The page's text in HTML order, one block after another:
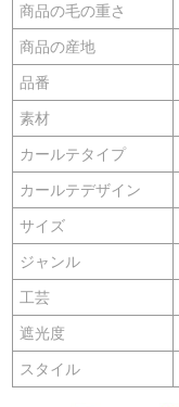
商品の毛の重さ
商品の産地
品番
素材
カールテタイプ
カールテデザイン
サイズ
ジャンル
工芸
遮光度
スタイル